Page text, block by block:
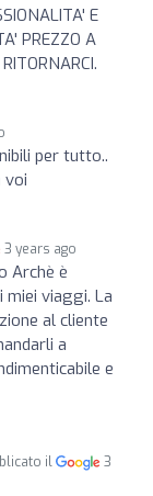
E
PREZZO A
per tutto..
voi
3 years ago
Archè è
viaggi. La
al cliente
a
e
il
3